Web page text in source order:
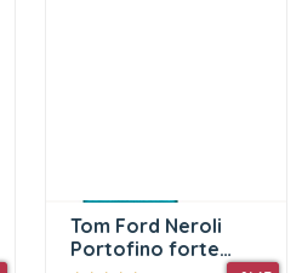
Tom Ford Neroli
Portofino forte